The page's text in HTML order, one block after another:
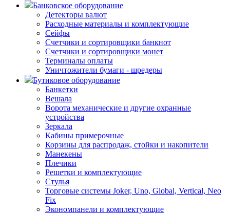
Банковское оборудование
Детекторы валют
Расходные материалы и комплектующие
Сейфы
Счетчики и сортировщики банкнот
Счетчики и сортировщики монет
Терминалы оплаты
Уничтожители бумаги - шредеры
Бутиковое оборудование
Банкетки
Вешала
Ворота механические и другие охранные
устройства
Зеркала
Кабины примерочные
Корзины для распродаж, стойки и накопители
Манекены
Плечики
Решетки и комплектующие
Стулья
Торговые системы Joker, Uno, Global, Vertical, Neo
Fix
Экономпанели и комплектующие